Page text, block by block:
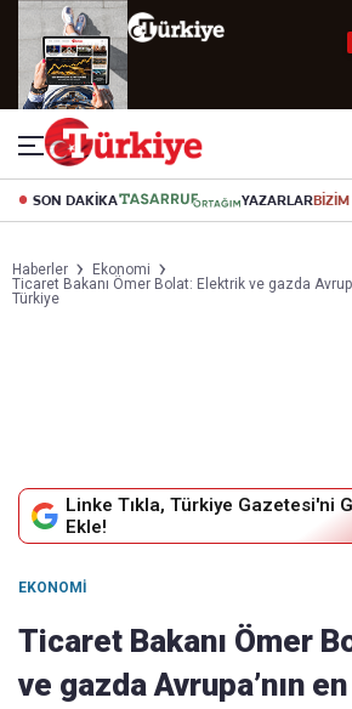
SON DAKİKA YAZARLARBİZİM
Haberler
Ekonomi
Ticaret Bakanı Ömer Bolat: Elektrik ve gazda
Türkiye
Linke Tıkla, Türkiye Gazetesi'ni
Ekle!
EKONOMI
Ticaret Bakanı Ömer
ve gazda Avrupa’nın